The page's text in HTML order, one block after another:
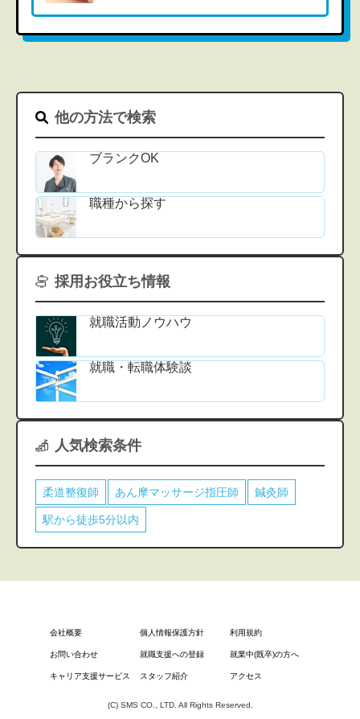
他の方法で検索
ブランクOK
職種から探す
採用お役立ち情報
就職活動ノウハウ
就職・転職体験談
人気検索条件
柔道整復師 あん摩マッサージ指圧師 鍼灸師
駅から徒歩5分以内
会社概要 個人情報保護方針 利用規約
お問い合わせ 就職支援への登録 就業中(既卒)の方へ
キャリア支援サービス スタッフ紹介 アクセス
(C) SMS CO., LTD. All Rights Reserved.